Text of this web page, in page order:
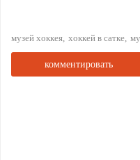
музей хоккея хоккей в сатке
комментировать